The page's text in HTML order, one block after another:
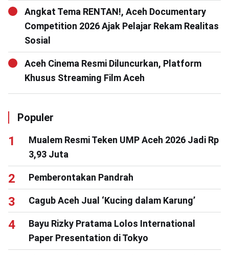
Angkat Tema RENTAN!, Aceh Documentary
Competition 2026 Ajak Pelajar Rekam Realitas
Sosial
Aceh Cinema Resmi Diluncurkan, Platform
Khusus Streaming Film Aceh
Populer
Mualem Resmi Teken UMP Aceh 2026 Jadi Rp
3,93 Juta
Pemberontakan Pandrah
Cagub Aceh Jual ‘Kucing dalam Karung’
Bayu Rizky Pratama Lolos International
Paper Presentation di Tokyo